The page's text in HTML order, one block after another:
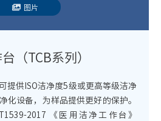
（TCB系列）
提供ISO洁净度5级或更高等级洁净
化设备，为样品提供更好的保护。
2017 《医用洁净工作台》
图片